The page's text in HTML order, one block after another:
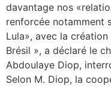
davantage nos
renforcée notamment
Lula», avec la
Brésil », a déclaré le
Abdoulaye Diop,
Selon M. Diop, la